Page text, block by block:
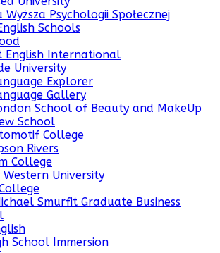
Wyższa Psychologii Społecznej
Schools
English International
University
Explorer
Gallery
School of Beauty and MakeUp
School
College
Rivers
College
Western University
Smurfit Graduate Business
School Immersion